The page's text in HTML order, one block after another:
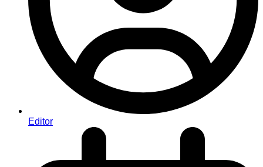
Editor